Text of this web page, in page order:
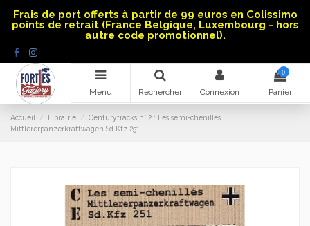
Frais de port offerts à partir de 99 euros en Colissimo
points de retrait (France Belgique, Luxembourg - hors
autre code promotionnel).
Menu Rechercher Connexion
0
Panier
Accueil Librairie
Centurytracks n° 2 : Les semi-chenillés
Mittlererpanzerkraftwagen Sd.Kfz 251